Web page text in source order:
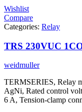
Wishlist
Compare
Categories: Relay
TRS 230VUC
weidmuller
TERMSERIES, Relay
AgNi, Rated control
6 A, Tension-clamp